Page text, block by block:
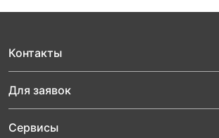
Контакты
Для заявок
Сервисы